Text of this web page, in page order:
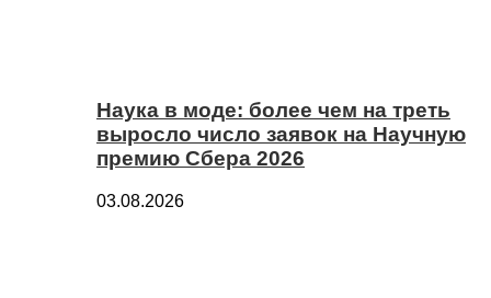
Наука в моде: более чем на треть
выросло число заявок на Научную
премию Сбера 2026
03.08.2026